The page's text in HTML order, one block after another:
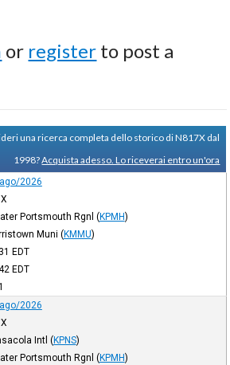
or register to post a
una ricerca completa dello storico di N817X dal
1998?Acquista adesso. Lo riceverai entro un'ora
2026
Portsmouth Rgnl (KPMH)
Muni (KMMU)
EDT
EDT
2026
Intl (KPNS)
Portsmouth Rgnl (KPMH)